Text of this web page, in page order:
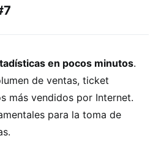
en pocos minutos.
de ventas, ticket
más vendidos por Internet.
para la toma de